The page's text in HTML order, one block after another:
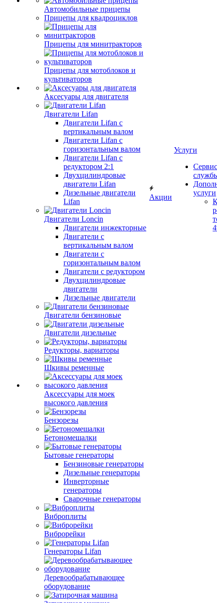
Автомобильные прицепы
Прицепы для квадроциклов
Прицепы для минитракторов
Прицепы для мотоблоков и
культиваторов
Аксесуары для двигателя
Двигатели Lifan
Двигатели Lifan с
вертикальным валом
Двигатели Lifan с
горизонтальным валом
Двигатели Lifan с
редуктором 2:1
Двухцилиндровые
двигатели Lifan
Дизельные двигатели
Lifan
Двигатели Loncin
Двигатели инжекторные
Двигатели с
вертикальным валом
Двигатели с
горизонтальным валом
Двигатели с редуктором
Двухцилиндровые
двигатели
Дизельные двигатели
Двигатели бензиновые
Двигатели дизельные
Редукторы, вариаторы
Шкивы ременные
Аксессуары для моек
высокого давления
Бензорезы
Бетономешалки
Бытовые генераторы
Бензиновые генераторы
Дизельные генераторы
Инверторные
генераторы
Сварочные генераторы
Виброплиты
Виброрейки
Генераторы Lifan
Деревообрабатывающее
оборудование
Акции
Услуги
услуги